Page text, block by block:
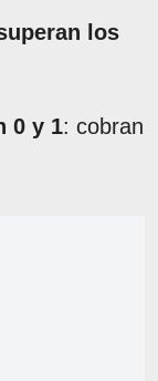
los
0 y 1: cobran